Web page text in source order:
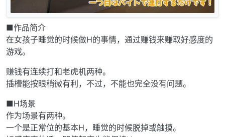
■作品简介
在女孩子睡觉的时候做H的事情，通过赚钱来赚取好感度的
游戏。
赚钱有连续打和老虎机两种。
插槽能按眼稍微有利，不过，不能也完全没有问题。
■H场景
作为场景有两种。
一个是正常位的基本H，睡觉的时候脱掉或触摸。